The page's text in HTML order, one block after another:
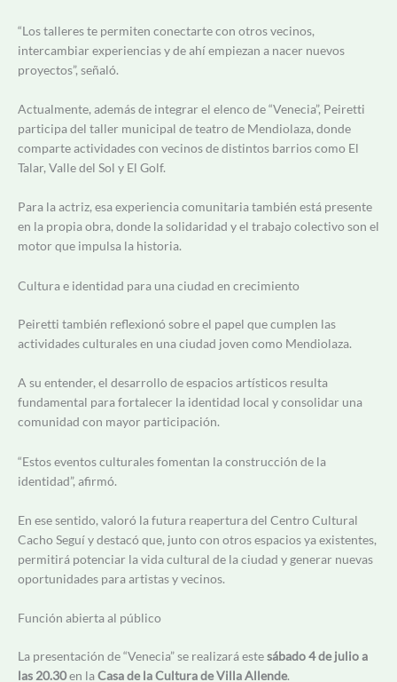
“Los talleres te permiten conectarte con otros vecinos,
intercambiar experiencias y de ahí empiezan a nacer nuevos
proyectos”, señaló.
Actualmente, además de integrar el elenco de “Venecia”, Peiretti
participa del taller municipal de teatro de Mendiolaza, donde
comparte actividades con vecinos de distintos barrios como El
Talar, Valle del Sol y El Golf.
Para la actriz, esa experiencia comunitaria también está presente
en la propia obra, donde la solidaridad y el trabajo colectivo son el
motor que impulsa la historia.
Cultura e identidad para una ciudad en crecimiento
Peiretti también reflexionó sobre el papel que cumplen las
actividades culturales en una ciudad joven como Mendiolaza.
A su entender, el desarrollo de espacios artísticos resulta
fundamental para fortalecer la identidad local y consolidar una
comunidad con mayor participación.
“Estos eventos culturales fomentan la construcción de la
identidad”, afirmó.
En ese sentido, valoró la futura reapertura del Centro Cultural
Cacho Seguí y destacó que, junto con otros espacios ya existentes,
permitirá potenciar la vida cultural de la ciudad y generar nuevas
oportunidades para artistas y vecinos.
Función abierta al público
La presentación de “Venecia” se realizará estesábado 4 de julio a
las 20.30en laCasa de la Cultura de Villa Allende.